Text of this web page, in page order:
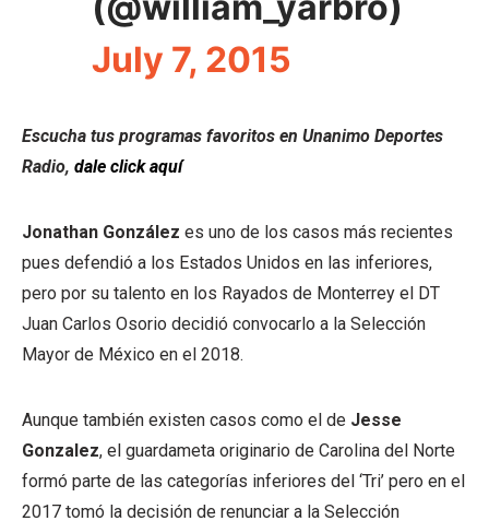
July 7, 2015
Escucha tus programas favoritos en Unanimo Deportes
Radio, dale click aquí
Jonathan González es uno de los casos más recientes
pues defendió a los Estados Unidos en las inferiores,
pero por su talento en los Rayados de Monterrey el DT
Juan Carlos Osorio decidió convocarlo a la Selección
Mayor de México en el 2018.
Aunque también existen casos como el de Jesse
Gonzalez, el guardameta originario de Carolina del Norte
formó parte de las categorías inferiores del ‘Tri’ pero en el
2017 tomó la decisión de renunciar a la Selección